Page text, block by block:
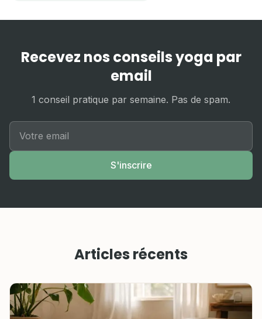
Recevez nos conseils yoga par
email
1 conseil pratique par semaine. Pas de spam.
S'inscrire
Articles récents